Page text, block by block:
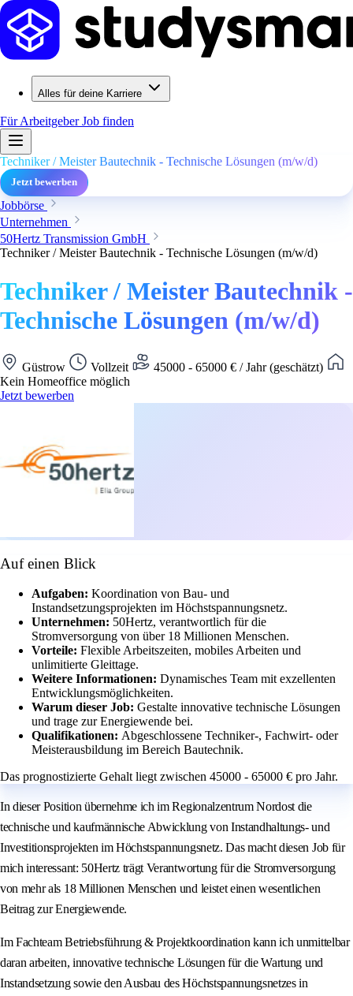
Alles für deine Karriere
Für ArbeitgeberJob finden
Techniker / Meister Bautechnik - Technische Lösungen (m/w/d)
Jetzt bewerben
Jobbörse
Unternehmen
50Hertz Transmission GmbH
Techniker / Meister Bautechnik - Technische Lösungen (m/w/d)
Techniker / Meister Bautechnik -
Technische Lösungen (m/w/d)
Güstrow Vollzeit
45000 - 65000 € / Jahr (geschätzt)
Kein Homeoffice möglich
Jetzt bewerben
Auf einen Blick
Aufgaben: Koordination von Bau- und
Instandsetzungsprojekten im Höchstspannungsnetz.
Unternehmen: 50Hertz, verantwortlich für die
Stromversorgung von über 18 Millionen Menschen.
Vorteile: Flexible Arbeitszeiten, mobiles Arbeiten und
unlimitierte Gleittage.
Weitere Informationen: Dynamisches Team mit exzellenten
Entwicklungsmöglichkeiten.
Warum dieser Job: Gestalte innovative technische Lösungen
und trage zur Energiewende bei.
Qualifikationen: Abgeschlossene Techniker-, Fachwirt- oder
Meisterausbildung im Bereich Bautechnik.
Das prognostizierte Gehalt liegt zwischen 45000 - 65000 € pro Jahr.
In dieser Position übernehme ich im Regionalzentrum Nordost die
technische und kaufmännische Abwicklung von Instandhaltungs- und
Investitionsprojekten im Höchstspannungsnetz. Das macht diesen Job für
mich interessant: 50Hertz trägt Verantwortung für die Stromversorgung
von mehr als 18 Millionen Menschen und leistet einen wesentlichen
Beitrag zur Energiewende.
Im Fachteam Betriebsführung & Projektkoordination kann ich unmittelbar
daran arbeiten, innovative technische Lösungen für die Wartung und
Instandsetzung sowie den Ausbau des Höchstspannungsnetzes in